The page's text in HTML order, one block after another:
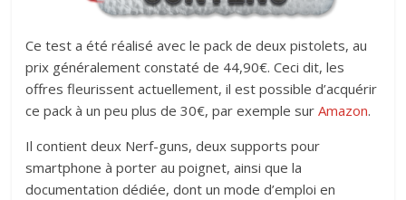
Ce test a été réalisé avec le pack de deux pistolets, au
prix généralement constaté de 44,90€. Ceci dit, les
offres fleurissent actuellement, il est possible d’acquérir
ce pack à un peu plus de 30€, par exemple surAmazon.
Il contient deux Nerf-guns, deux supports pour
smartphone à porter au poignet, ainsi que la
documentation dédiée, dont un mode d’emploi en